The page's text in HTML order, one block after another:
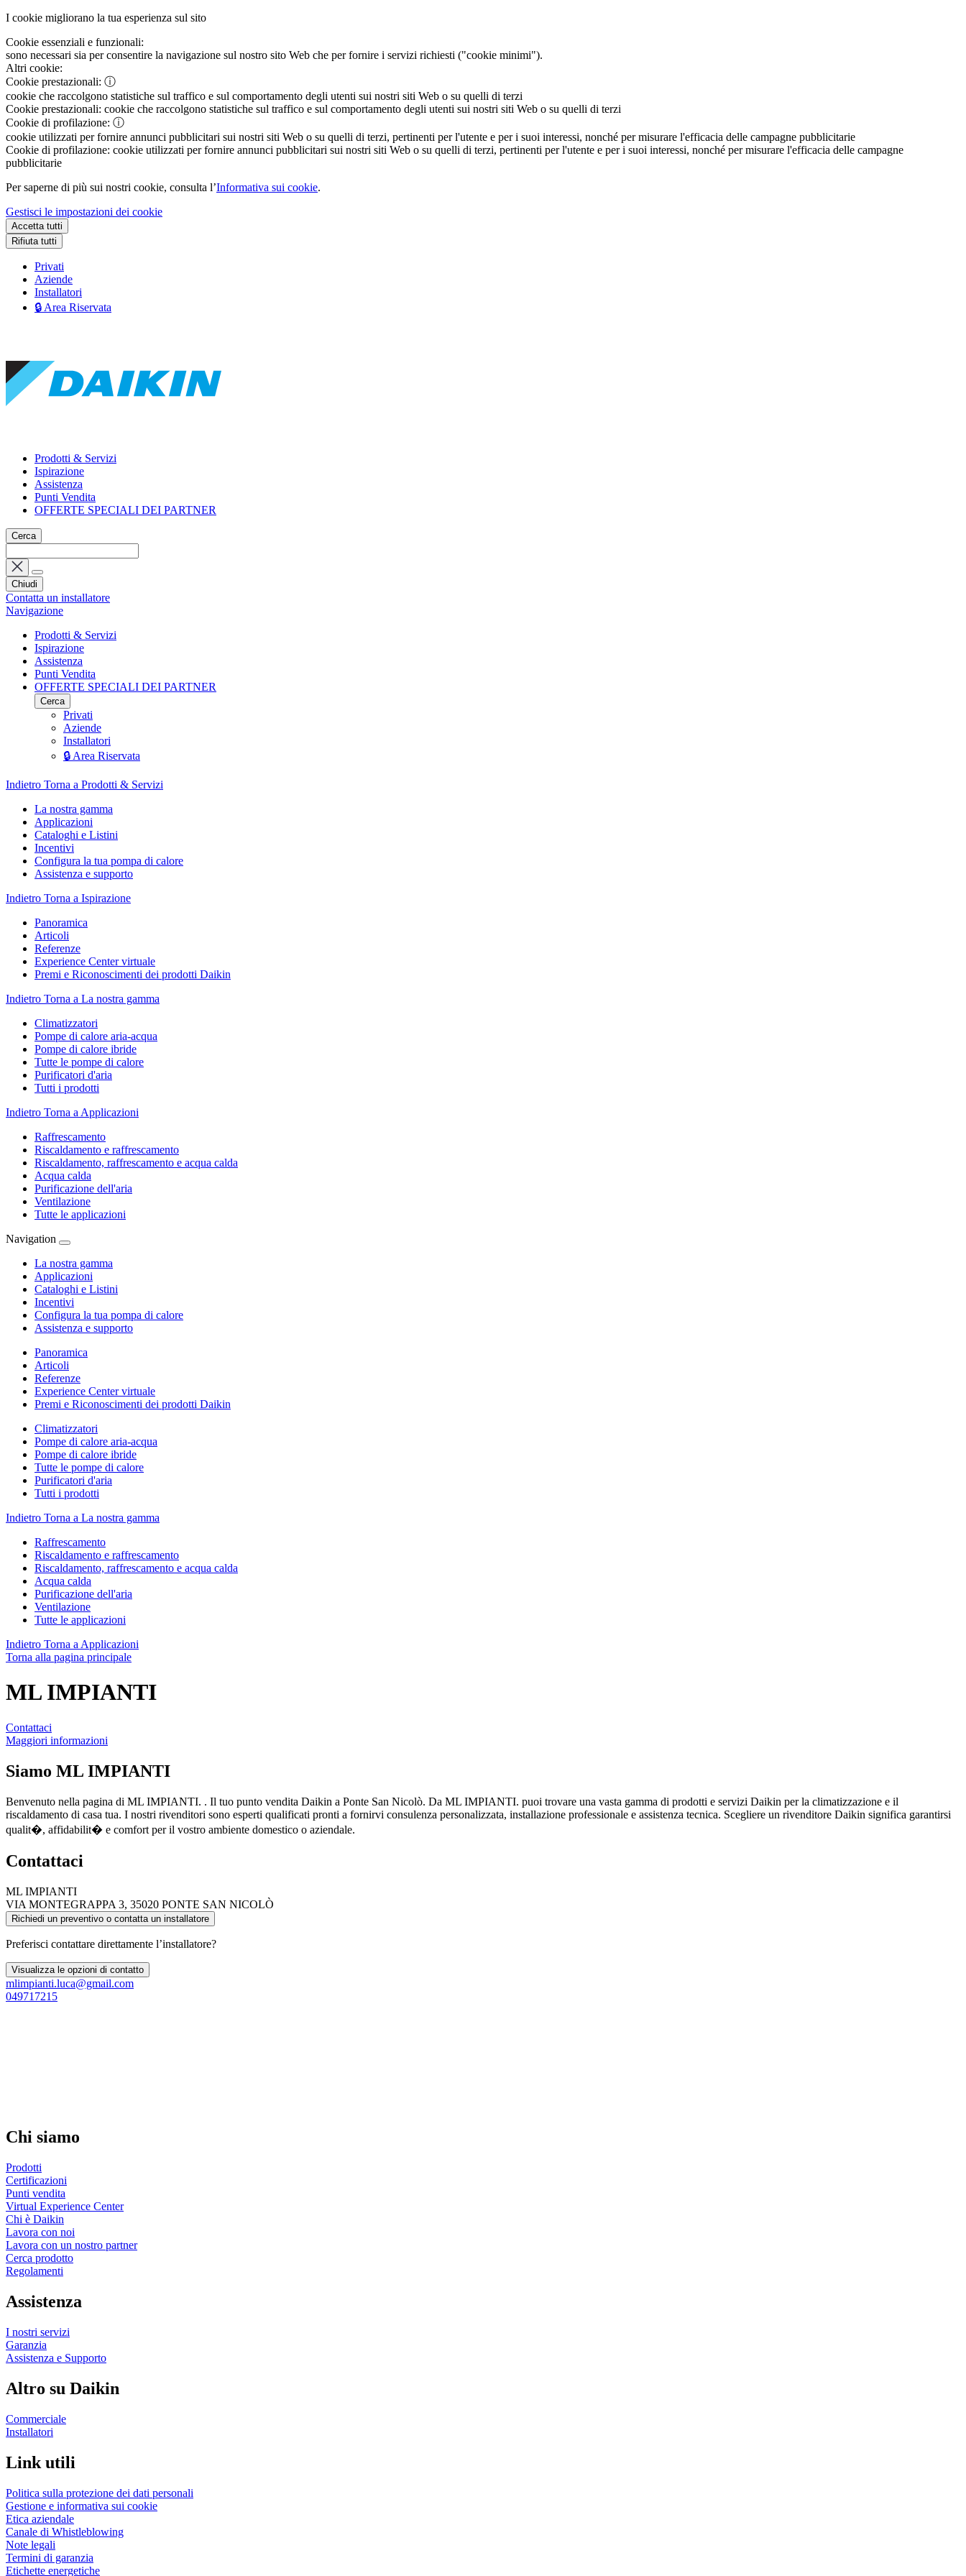
I cookie migliorano la tua esperienza sul sito
Cookie essenziali e funzionali:
sono necessari sia per consentire la navigazione sul nostro sito Web che per fornire i servizi richiesti ("cookie minimi").
Altri cookie:
Cookie prestazionali: ⓘ
cookie che raccolgono statistiche sul traffico e sul comportamento degli utenti sui nostri siti Web o su quelli di terzi
Cookie prestazionali: cookie che raccolgono statistiche sul traffico e sul comportamento degli utenti sui nostri siti Web o su quelli di terzi
Cookie di profilazione: ⓘ
cookie utilizzati per fornire annunci pubblicitari sui nostri siti Web o su quelli di terzi, pertinenti per l'utente e per i suoi interessi, nonché per misurare l'efficacia delle campagne pubblicitarie
Cookie di profilazione: cookie utilizzati per fornire annunci pubblicitari sui nostri siti Web o su quelli di terzi, pertinenti per l'utente e per i suoi interessi, nonché per misurare l'efficacia delle campagne
pubblicitarie
Per saperne di più sui nostri cookie, consulta l’Informativa sui cookie.
Gestisci le impostazioni dei cookie
Accetta tutti
Rifiuta tutti
Privati
Aziende
Installatori
🔒 Area Riservata
Prodotti & Servizi
Ispirazione
Assistenza
Punti Vendita
OFFERTE SPECIALI DEI PARTNER
Cerca
Chiudi
Contatta un installatore
Navigazione
Prodotti & Servizi
Ispirazione
Assistenza
Punti Vendita
OFFERTE SPECIALI DEI PARTNER
Cerca
Privati
Aziende
Installatori
🔒 Area Riservata
Indietro Torna a Prodotti & Servizi
La nostra gamma
Applicazioni
Cataloghi e Listini
Incentivi
Configura la tua pompa di calore
Assistenza e supporto
Indietro Torna a Ispirazione
Panoramica
Articoli
Referenze
Experience Center virtuale
Premi e Riconoscimenti dei prodotti Daikin
Indietro Torna a La nostra gamma
Climatizzatori
Pompe di calore aria-acqua
Pompe di calore ibride
Tutte le pompe di calore
Purificatori d'aria
Tutti i prodotti
Indietro Torna a Applicazioni
Raffrescamento
Riscaldamento e raffrescamento
Riscaldamento, raffrescamento e acqua calda
Acqua calda
Purificazione dell'aria
Ventilazione
Tutte le applicazioni
Navigation
La nostra gamma
Applicazioni
Cataloghi e Listini
Incentivi
Configura la tua pompa di calore
Assistenza e supporto
Panoramica
Articoli
Referenze
Experience Center virtuale
Premi e Riconoscimenti dei prodotti Daikin
Climatizzatori
Pompe di calore aria-acqua
Pompe di calore ibride
Tutte le pompe di calore
Purificatori d'aria
Tutti i prodotti
Indietro Torna a La nostra gamma
Raffrescamento
Riscaldamento e raffrescamento
Riscaldamento, raffrescamento e acqua calda
Acqua calda
Purificazione dell'aria
Ventilazione
Tutte le applicazioni
Indietro Torna a Applicazioni
Torna alla pagina principale
ML IMPIANTI
Contattaci
Maggiori informazioni
Siamo ML IMPIANTI
Benvenuto nella pagina di ML IMPIANTI. . Il tuo punto vendita Daikin a Ponte San Nicolò. Da ML IMPIANTI. puoi trovare una vasta gamma di prodotti e servizi Daikin per la climatizzazione e il
riscaldamento di casa tua. I nostri rivenditori sono esperti qualificati pronti a fornirvi consulenza personalizzata, installazione professionale e assistenza tecnica. Scegliere un rivenditore Daikin significa garantirsi
qualit�, affidabilit� e comfort per il vostro ambiente domestico o aziendale.
Contattaci
ML IMPIANTI
VIA MONTEGRAPPA 3, 35020 PONTE SAN NICOLÒ
Richiedi un preventivo o contatta un installatore
Preferisci contattare direttamente l’installatore?
Visualizza le opzioni di contatto
mlimpianti.luca@gmail.com
049717215
Chi siamo
Prodotti
Certificazioni
Punti vendita
Virtual Experience Center
Chi è Daikin
Lavora con noi
Lavora con un nostro partner
Cerca prodotto
Regolamenti
Assistenza
I nostri servizi
Garanzia
Assistenza e Supporto
Altro su Daikin
Commerciale
Installatori
Link utili
Politica sulla protezione dei dati personali
Gestione e informativa sui cookie
Etica aziendale
Canale di Whistleblowing
Note legali
Termini di garanzia
Etichette energetiche